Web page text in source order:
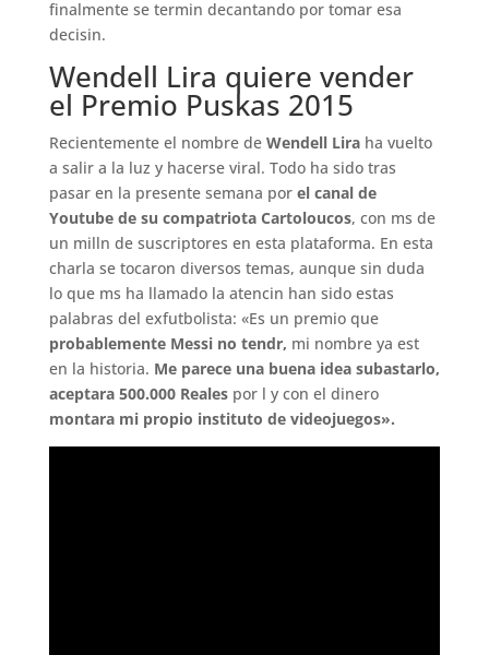
finalmente se termin decantando por tomar esa
decisin.
Wendell Lira quiere vender
el Premio Puskas 2015
Recientemente el nombre de Wendell Lira ha vuelto
a salir a la luz y hacerse viral. Todo ha sido tras
pasar en la presente semana por el canal de
Youtube de su compatriota Cartoloucos, con ms de
un milln de suscriptores en esta plataforma. En esta
charla se tocaron diversos temas, aunque sin duda
lo que ms ha llamado la atencin han sido estas
palabras del exfutbolista: «Es un premio que
probablemente Messi no tendr, mi nombre ya est
en la historia. Me parece una buena idea subastarlo,
aceptara 500.000 Realespor l y con el dinero
montara mi propio instituto de videojuegos».